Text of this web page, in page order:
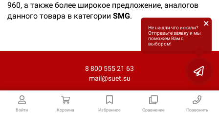
Войти Корзина Избранное Сравнение Позвонить
960, а также более широкое предложение, аналогов
данного товара в категории SMG.
8 800 555 21 63
mail@suet.su
Не нашли что искали?
Отправьте заявку и мы
поможем Вам с
выбором!
×